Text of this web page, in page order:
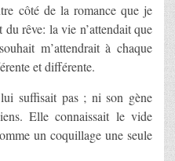
côté de la romance que je
rêve: la vie n’attendait que
m’attendrait à chaque
et différente.
suffisait pas ; ni son gène
Elle connaissait le vide
un coquillage une seule